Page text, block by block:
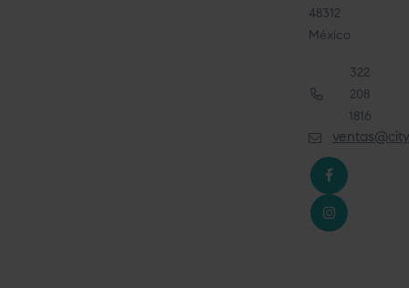
48312
México
322
208
1816